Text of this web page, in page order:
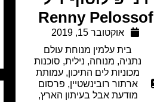
Renny Pelossof
אוקטובר 15, 2019
בית עלמין מנוחת עולם
נתניה, מנוחה, נילית, סוכנות
מכוניות לים התיכון, עמותת
ארתור רובינשטיין, פרסום
מודעת אבל בעיתון הארץ,